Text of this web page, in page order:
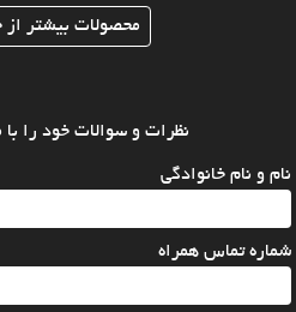
محصولات بیشتر از
نظرات و سوالات خود را با
نام و نام خانوادگی
شماره تماس همراه